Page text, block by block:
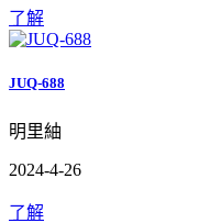
了解
JUQ-688
明里紬
2024-4-26
了解